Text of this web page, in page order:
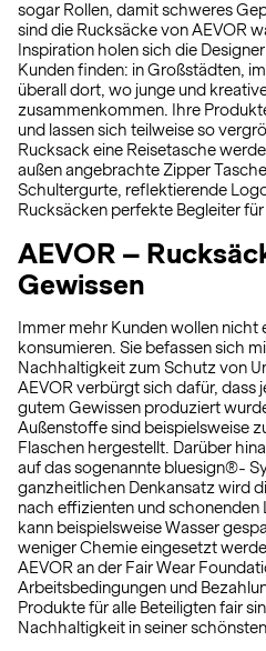
sogar Rollen, damit schweres
sind die Rucksäcke von AEVOR
Inspiration holen sich die
Kunden finden: in Großstädten,
überall dort, wo junge und
zusammenkommen. Ihre
und lassen sich teilweise so
Rucksack eine Reisetasche
außen angebrachte Zipper
Schultergurte, reflektierende
Rucksäcken perfekte Begleiter
AEVOR –
Gewissen
Immer mehr Kunden wollen nicht
konsumieren. Sie befassen sich
Nachhaltigkeit zum Schutz von
AEVOR verbürgt sich dafür, dass
gutem Gewissen produziert
Außenstoffe sind beispielsweise
Flaschen hergestellt. Darüber
auf das sogenannte bluesign®-
ganzheitlichen Denkansatz wird
nach effizienten und schonenden
kann beispielsweise Wasser
weniger Chemie eingesetzt
AEVOR an der Fair Wear
Arbeitsbedingungen und
Produkte für alle Beteiligten fair
Nachhaltigkeit in seiner